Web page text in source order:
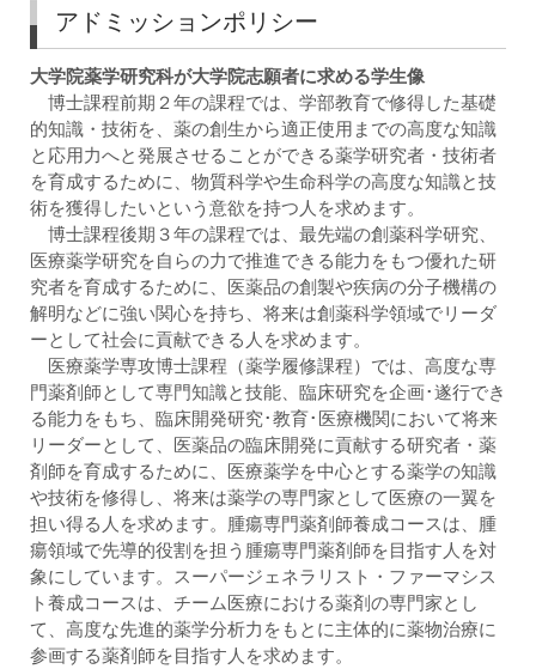
アドミッションポリシー
大学院薬学研究科が大学院志願者に求める学生像
博士課程前期２年の課程では、学部教育で修得した基礎
的知識・技術を、薬の創生から適正使用までの高度な知識
と応用力へと発展させることができる薬学研究者・技術者
を育成するために、物質科学や生命科学の高度な知識と技
術を獲得したいという意欲を持つ人を求めます。
博士課程後期３年の課程では、最先端の創薬科学研究、
医療薬学研究を自らの力で推進できる能力をもつ優れた研
究者を育成するために、医薬品の創製や疾病の分子機構の
解明などに強い関心を持ち、将来は創薬科学領域でリーダ
ーとして社会に貢献できる人を求めます。
医療薬学専攻博士課程（薬学履修課程）では、高度な専
門薬剤師として専門知識と技能、臨床研究を企画･遂行でき
る能力をもち、臨床開発研究･教育･医療機関において将来
リーダーとして、医薬品の臨床開発に貢献する研究者・薬
剤師を育成するために、医療薬学を中心とする薬学の知識
や技術を修得し、将来は薬学の専門家として医療の一翼を
担い得る人を求めます。腫瘍専門薬剤師養成コースは、腫
瘍領域で先導的役割を担う腫瘍専門薬剤師を目指す人を対
象にしています。スーパージェネラリスト・ファーマシス
ト養成コースは、チーム医療における薬剤の専門家とし
て、高度な先進的薬学分析力をもとに主体的に薬物治療に
参画する薬剤師を目指す人を求めます。